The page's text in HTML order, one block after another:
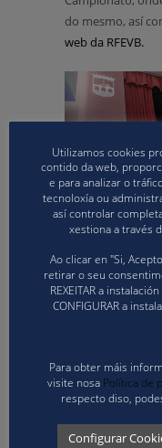
do mesmo, así
web da RFEVB.
Utilizamos cookies
contido da web,
e para analizar o
tecnoloxía ou
así controlar
xestiona a través
Ao clicar en "Si,
retirar o seu
REXEITAR a
CONFIGURAR a
Para obter máis
visite nosa Política de
respecto diso,
Configurar